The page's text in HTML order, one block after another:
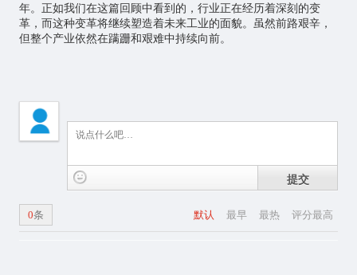
年。正如我们在这篇回顾中看到的，行业正在经历着深刻的变
革，而这种变革将继续塑造着未来工业的面貌。虽然前路艰辛，
但整个产业依然在蹒跚和艰难中持续向前。
提交
默认 最早 最热 评分最高
0条